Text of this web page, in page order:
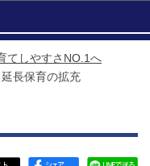
てしやすさNO.1へ
延長保育の拡充